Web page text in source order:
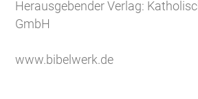
Herausgebender Verlag:
GmbH
www.bibelwerk.de